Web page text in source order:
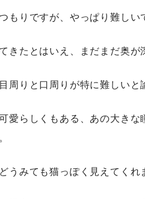
もりですが、やっぱり難しい
きたとはいえ、まだまだ奥が
周りと口周りが特に難しいと
愛らしくもある、あの大きな
うみても猫っぽく見えてくれ